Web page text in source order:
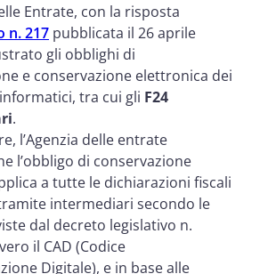
Entrate, con la risposta
n. 217 pubblicata il 26 aprile
gli obblighi di
e conservazione elettronica dei
tra cui gli F24
.
l’Agenzia delle entrate
l’obbligo di conservazione
a tutte le dichiarazioni fiscali
intermediari secondo le
dal decreto legislativo n.
il CAD (Codice
Digitale), e in base alle